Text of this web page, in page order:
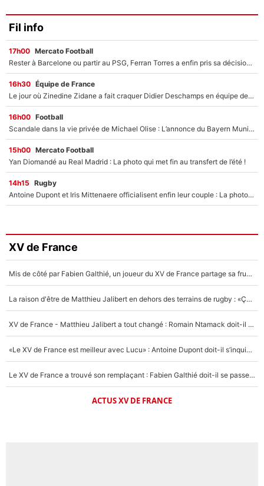
Fil info
17h00 Mercato Football
Rester à Barcelone ou partir au PSG, Ferran Torres a enfin pris sa décision : La course contre la montre est lancée !
16h30 Équipe de France
Le jour où Zinedine Zidane a fait craquer Didier Deschamps en équipe de France : «Je m’en suis voulu», l’ancien sélectionneur a regretté son geste !
16h00 Football
Scandale dans la vie privée de Michael Olise : L’annonce du Bayern Munich sur son enfant caché
15h00 Mercato Football
Yan Diomandé au Real Madrid : La photo qui met fin au transfert de l’été !
14h15 Rugby
Antoine Dupont et Iris Mittenaere officialisent enfin leur couple : La photo qui enflamme les réseaux sociaux
XV de France
Mis de côté par Fabien Galthié, un joueur du XV de France partage sa frustration : «ils ne me l’ont pas dit tout de suite»
La raison d'être de Matthieu Jalibert en dehors des terrains de rugby : «Ça m'atteint autant que si tu touches à un membre de ma famille»
XV de France - Matthieu Jalibert a tout changé : Romain Ntamack doit-il s’inquiéter pour sa place à un an de la Coupe du monde ?
«Le XV de France est meilleur avec Lucu» : Antoine Dupont doit-il s’inquiéter pour sa place ?
Le XV de France a trouvé son remplaçant : Fabien Galthié doit-il se passer d'Antoine Dupont ?
ACTUS XV DE FRANCE